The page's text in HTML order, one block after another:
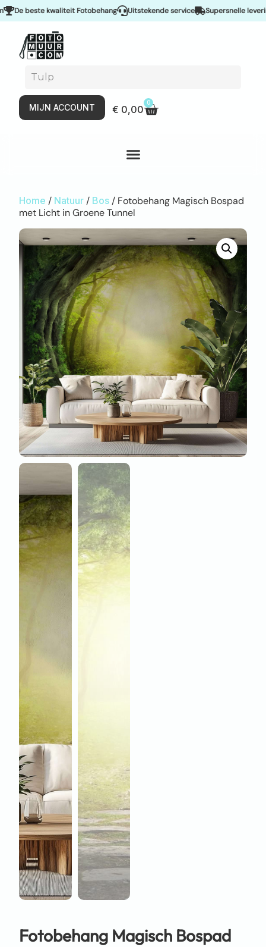
beste kwaliteit Fotobehang Uitstekende service Supersnelle levering
MIJN ACCOUNT € 0,00
0
Home / Natuur / Bos / Fotobehang Magisch Bospad
met Licht in Groene Tunnel
Fotobehang Magisch Bospad